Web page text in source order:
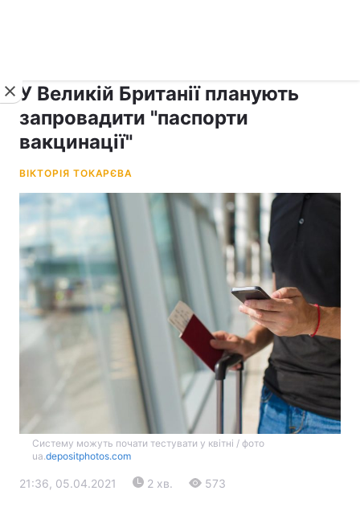
У Великій Британії планують
запровадити "паспорти
вакцинації"
ВІКТОРІЯ ТОКАРЄВА
Систему можуть почати тестувати у квітні / фото
ua.depositphotos.com
21:36, 05.04.2021 2 хв. 573